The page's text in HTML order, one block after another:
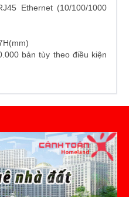
Ethernet (10/100/1000
bản tùy theo điều kiện